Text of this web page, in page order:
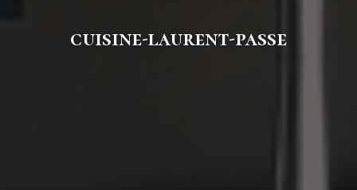
cuisine-laurent-passe